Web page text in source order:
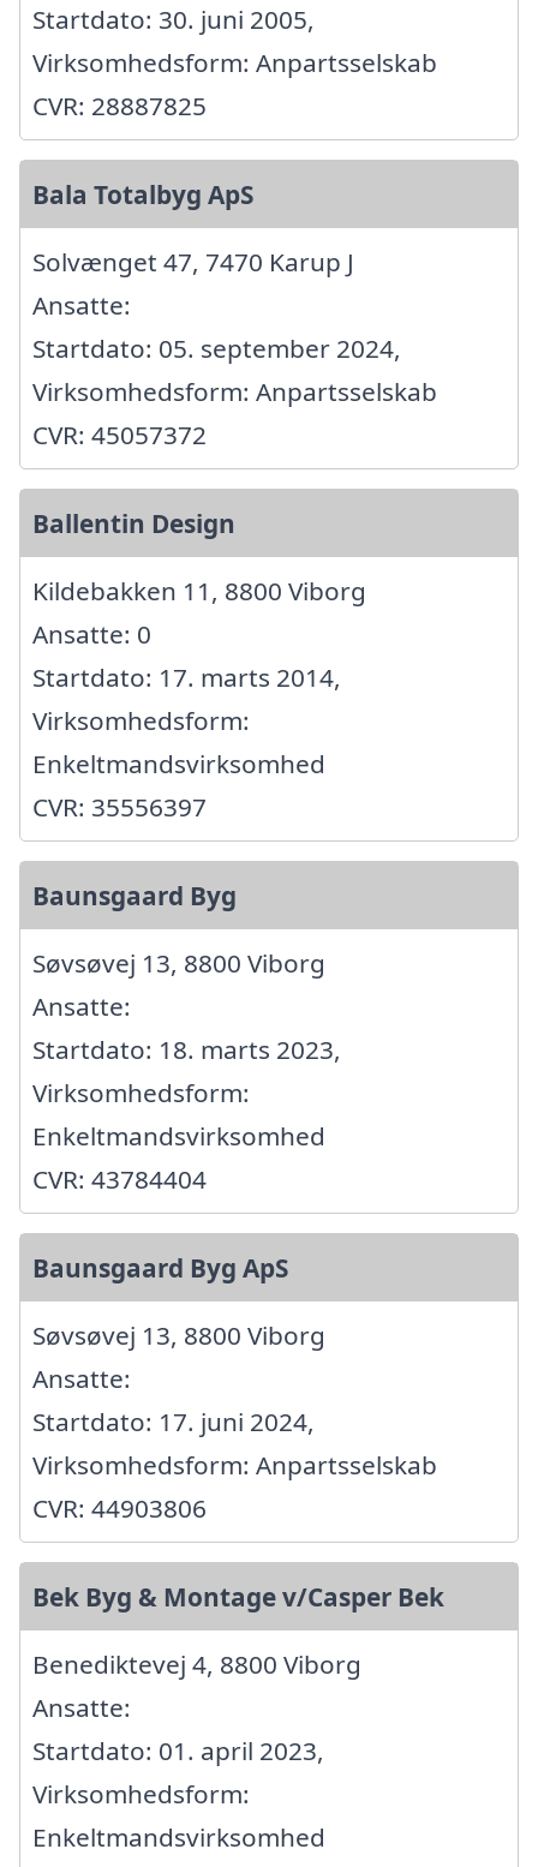
Startdato: 30. juni 2005,
Virksomhedsform: Anpartsselskab
CVR: 28887825
Bala Totalbyg ApS
Solvænget 47, 7470 Karup J
Ansatte:
Startdato: 05. september 2024,
Virksomhedsform: Anpartsselskab
CVR: 45057372
Ballentin Design
Kildebakken 11, 8800 Viborg
Ansatte: 0
Startdato: 17. marts 2014,
Virksomhedsform:
Enkeltmandsvirksomhed
CVR: 35556397
Baunsgaard Byg
Søvsøvej 13, 8800 Viborg
Ansatte:
Startdato: 18. marts 2023,
Virksomhedsform:
Enkeltmandsvirksomhed
CVR: 43784404
Baunsgaard Byg ApS
Søvsøvej 13, 8800 Viborg
Ansatte:
Startdato: 17. juni 2024,
Virksomhedsform: Anpartsselskab
CVR: 44903806
Bek Byg & Montage v/Casper Bek
Benediktevej 4, 8800 Viborg
Ansatte:
Startdato: 01. april 2023,
Virksomhedsform:
Enkeltmandsvirksomhed